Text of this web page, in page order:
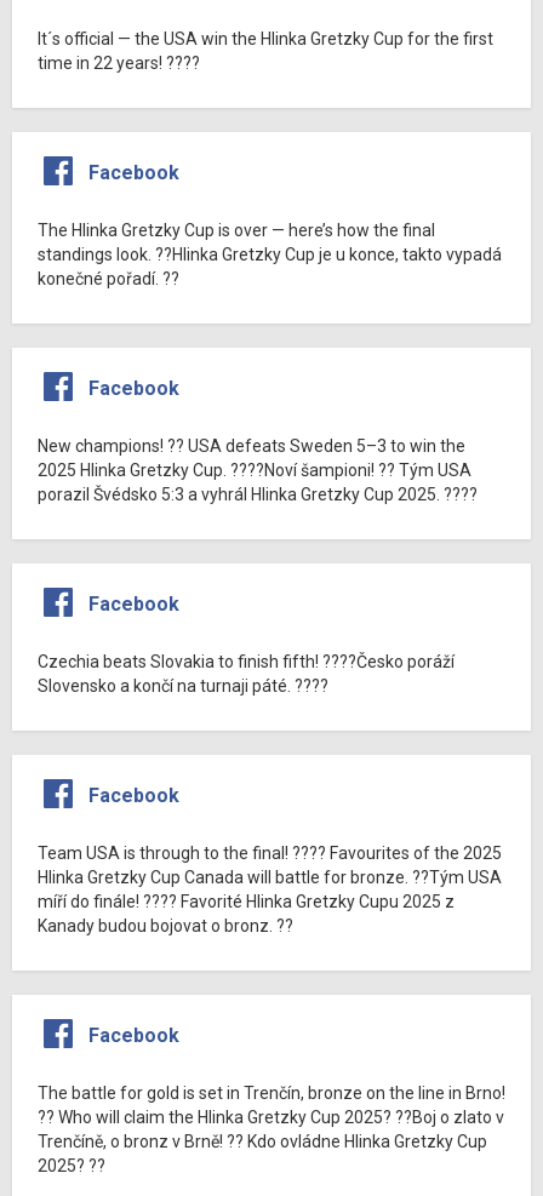
It´s official — the USA win the Hlinka Gretzky Cup for the first
time in 22 years! ????
Facebook
The Hlinka Gretzky Cup is over — here’s how the final
standings look. ??Hlinka Gretzky Cup je u konce, takto vypadá
konečné pořadí. ??
Facebook
New champions! ?? USA defeats Sweden 5–3 to win the
2025 Hlinka Gretzky Cup. ????Noví šampioni! ?? Tým USA
porazil Švédsko 5:3 a vyhrál Hlinka Gretzky Cup 2025. ????
Facebook
Czechia beats Slovakia to finish fifth! ????Česko poráží
Slovensko a končí na turnaji páté. ????
Facebook
Team USA is through to the final! ???? Favourites of the 2025
Hlinka Gretzky Cup Canada will battle for bronze. ??Tým USA
míří do finále! ???? Favorité Hlinka Gretzky Cupu 2025 z
Kanady budou bojovat o bronz. ??
Facebook
The battle for gold is set in Trenčín, bronze on the line in Brno!
?? Who will claim the Hlinka Gretzky Cup 2025? ??Boj o zlato v
Trenčíně, o bronz v Brně! ?? Kdo ovládne Hlinka Gretzky Cup
2025? ??